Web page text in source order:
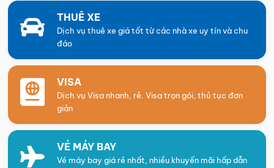
THUÊ XE
Dịch vụ thuê xe giá tốt từ các nhà xe uy tín và chu
đáo
VISA
Dịch vụ Visa nhanh, rẻ. Visa trọn gói, thủ tục đơn
giản
VÉ MÁY BAY
Vé máy bay giá rẻ nhất, nhiều khuyến mãi hấp dẫn